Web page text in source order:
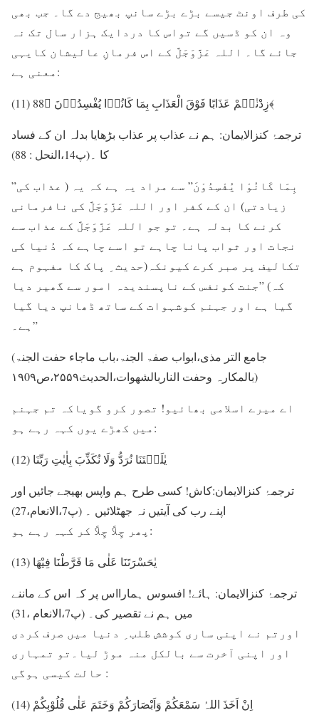
کی طرف اونٹ جیسے بڑے بڑے سانپ بھیج دے گا۔ جب بھی
وہ ان کو ڈسیں گے تواس کا دردایک ہزار سال تک نہ
جائے گا۔ اللہ عَزَّوَجَلَّ کے اس فرمانِ عالیشان کایہی
معنی ہے:
(11) زِدْنٰہُمْ عَذَابًا فَوْقَ الْعَذَابِ بِمَا کَانُوۡا یُفْسِدُوۡنَ ﴿88﴾
ترجمۂ کنزالایمان: ہم نے عذاب پر عذاب بڑھایا بدلہ ان کے فساد
کا ۔(پ14،النحل : 88)
”بِمَا کَانُوْا یُفْسِدُوْنَ” سے مراد یہ ہے کہ یہ ( عذاب کی
زیادتی) ان کے کفر اور اللہ عَزَّوَجَلَّ کی نافرمانی
کرنے کا بدلہ ہے۔ تو جو اللہ عَزَّوَجَلَّ کے عذاب سے
نجات اور ثواب پانا چاہے تو اسے چاہے کہ دُنیا کی
تکالیف پر صبر کرے کیونکہ(حدیث ِ پاک کا مفہوم ہے
کہ) ”جنت کونفس کے ناپسندیدہ امور سے گھیر دیا
گیا ہے اور جہنم کوشہوات کے ساتھ ڈھانپ دیا گیا
ہے۔”
(جامع التر مذی،ابواب صفۃ الجنۃ،باب ماجاء حفت الجنۃ
بالمکارہ وحفت الناربالشھوات،الحدیث۲۵۵۹،ص۱۹0۹)
اے میرے اسلامی بھائیو! تصور کرو گویاکہ تم جہنم
میں کھڑے یوں کہہ رہے ہو:
(12) یٰلَیۡتَنَا نُرَدُّ وَلَا نُکَذِّبَ بِاٰیٰتِ رَبِّنَا
ترجمۂ کنزالایمان:کاش! کسی طرح ہم واپس بھیجے جائیں اور
اپنے رب کی آیتیں نہ جھٹلائیں ۔ (پ7،الانعام،27)
پھر چِلاَّ چِلاَّ کر کہہ رہے ہو:
(13) یٰحَسْرَتَنَا عَلٰی مَا فَرَّطْنَا فِیْھَا
ترجمۂ کنزالایمان: ہائے! افسوس ہمارااس پر کہ اس کے ماننے
میں ہم نے تقصیر کی۔ (پ7،الانعام ،31)
اورتم نے اپنی ساری کوشش طلب ِ دنیا میں صرف کردی
اور اپنی آخرت سے بالکل منہ موڑ لیا۔تو تمہاری
حالت کیسی ہوگی :
(14) اِنْ اَخَذَ اللہُ سَمْعَکُمْ وَاَبْصَارَکُمْ وَخَتَمَ عَلٰی قُلُوْبِکُمْ